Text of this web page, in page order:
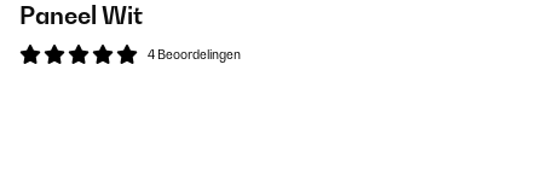
Paneel Wit
4 Beoordelingen